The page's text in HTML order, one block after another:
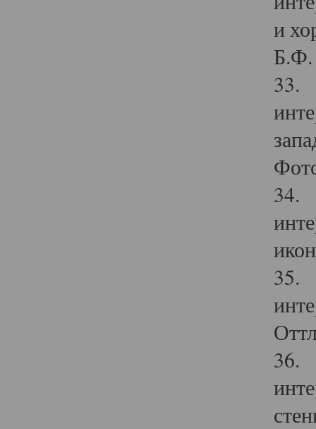
и
Б.Ф.
33.
34.
35.
36.